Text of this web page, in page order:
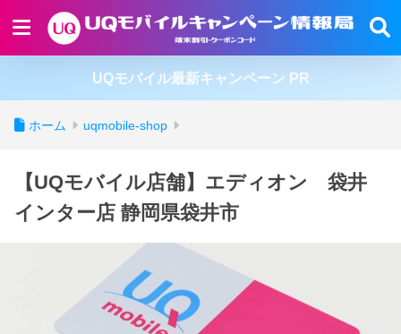
UQモバイル最新キャンペーン PR
ホーム uqmobile-shop
【UQモバイル店舗】エディオン 袋井
インター店 静岡県袋井市